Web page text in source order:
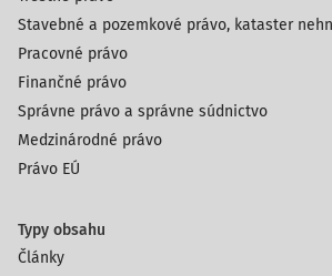
Stavebné a pozemkové právo, kataster
Pracovné právo
Finančné právo
Správne právo a správne súdnictvo
Medzinárodné právo
Právo EÚ
Typy obsahu
Články